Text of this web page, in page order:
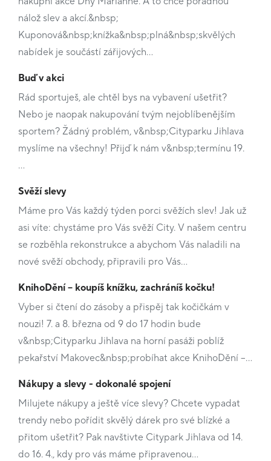
nálož slev a akcí.&nbsp;
Kuponová&nbsp;knížka&nbsp;plná&nbsp;skvělých
nabídek je součástí zářijových…
Buď v akci
Rád sportuješ, ale chtěl bys na vybavení ušetřit?
Nebo je naopak nakupování tvým nejoblíbenějším
sportem? Žádný problém, v&nbsp;Cityparku Jihlava
myslíme na všechny! Přijď k nám v&nbsp;termínu 19.
…
Svěží slevy
Máme pro Vás každý týden porci svěžích slev! Jak už
asi víte: chystáme pro Vás svěží City. V našem centru
se rozběhla rekonstrukce a abychom Vás naladili na
nové svěží obchody, připravili pro Vás…
KnihoDění – koupíš knížku, zachráníš kočku!
Vyber si čtení do zásoby a přispěj tak kočičkám v
nouzi! 7. a 8. března od 9 do 17 hodin bude
v&nbsp;Cityparku Jihlava na horní pasáži poblíž
pekařství Makovec&nbsp;probíhat akce KnihoDění –…
Nákupy a slevy - dokonalé spojení
Milujete nákupy a ještě více slevy? Chcete vypadat
trendy nebo pořídit skvělý dárek pro své blízké a
přitom ušetřit? Pak navštivte Citypark Jihlava od 14.
do 16. 4., kdy pro vás máme připravenou…